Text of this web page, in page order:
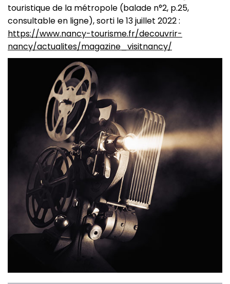
touristique de la métropole (balade n°2, p.25,
consultable en ligne), sorti le 13 juillet 2022 :
https://www.nancy-tourisme.fr/decouvrir-
nancy/actualites/magazine_visitnancy/